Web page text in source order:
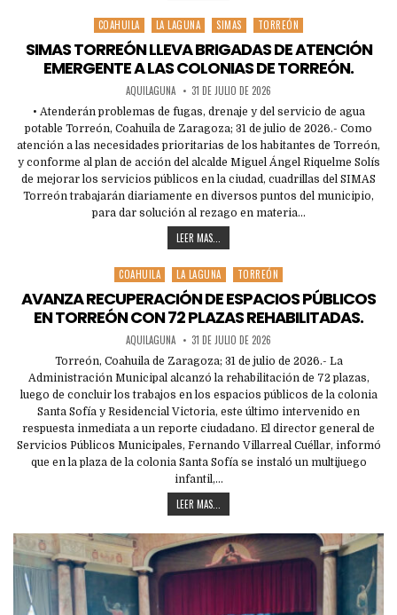
Posted
COAHUILA LA LAGUNA SIMAS TORREÓN
SIMAS TORREÓN LLEVA BRIGADAS DE ATENCIÓN
EMERGENTE A LAS COLONIAS DE TORREÓN.
AQUILAGUNA 31 DE JULIO DE 2026
• Atenderán problemas de fugas, drenaje y del servicio de agua
potable Torreón, Coahuila de Zaragoza; 31 de julio de 2026.- Como
atención a las necesidades prioritarias de los habitantes de Torreón,
y conforme al plan de acción del alcalde Miguel Ángel Riquelme Solís
de mejorar los servicios públicos en la ciudad, cuadrillas del SIMAS
Torreón trabajarán diariamente en diversos puntos del municipio,
para dar solución al rezago en materia…
LEER MAS...
Posted
COAHUILA LA LAGUNA TORREÓN
AVANZA RECUPERACIÓN DE ESPACIOS PÚBLICOS
EN TORREÓN CON 72 PLAZAS REHABILITADAS.
AQUILAGUNA 31 DE JULIO DE 2026
Torreón, Coahuila de Zaragoza; 31 de julio de 2026.- La
Administración Municipal alcanzó la rehabilitación de 72 plazas,
luego de concluir los trabajos en los espacios públicos de la colonia
Santa Sofía y Residencial Victoria, este último intervenido en
respuesta inmediata a un reporte ciudadano. El director general de
Servicios Públicos Municipales, Fernando Villarreal Cuéllar, informó
que en la plaza de la colonia Santa Sofía se instaló un multijuego
infantil,…
LEER MAS...